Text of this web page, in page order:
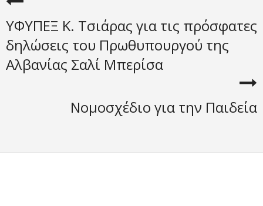
ΥΦΥΠΕΞ Κ. Τσιάρας για τις πρόσφατες
δηλώσεις του Πρωθυπουργού της
Αλβανίας Σαλί Μπερίσα
Νομοσχέδιο για την Παιδεία